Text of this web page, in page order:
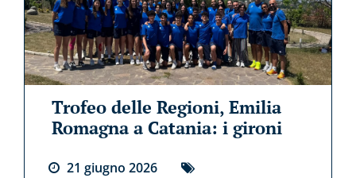
Trofeo delle Regioni, Emilia
Romagna a Catania: i gironi
21 giugno 2026